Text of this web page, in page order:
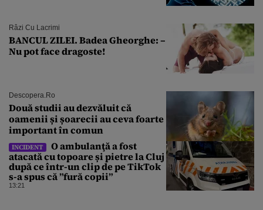
Râzi Cu Lacrimi
BANCUL ZILEI. Badea Gheorghe: –
Nu pot face dragoste!
Descopera.ro
Două studii au dezvăluit că
oamenii și șoarecii au ceva foarte
important în comun
INCIDENT
O ambulanţă a fost
atacată cu topoare și pietre la Cluj
după ce într-un clip de pe TikTok
s-a spus că ”fură copii”
13:21